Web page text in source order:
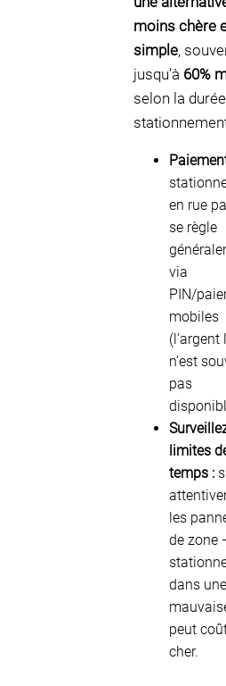
moins chère
simple,
jusqu’à 60%
selon la
en rue
se règle
via
PIN/
mobiles
n’est
pas
limites
temps :
les
de zone
dans une
peut
cher.